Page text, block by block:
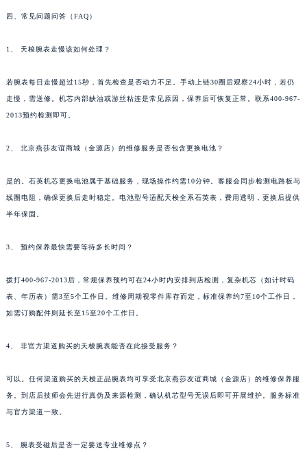
四、常见问题问答（FAQ）
1、 天梭腕表走慢该如何处理？
若腕表每日走慢超过15秒，首先检查是否动力不足。手动上链30圈后观察24小时，若仍
走慢，需送修。机芯内部缺油或游丝粘连是常见原因，保养后可恢复正常。联系400-967-
2013预约检测即可。
2、 北京燕莎友谊商城（金源店）的维修服务是否包含更换电池？
是的。石英机芯更换电池属于基础服务，现场操作约需10分钟。客服会同步检测电路板与
线圈电阻，确保更换后走时稳定。电池型号适配天梭全系石英表，费用透明，更换后提供
半年保固。
3、 预约保养最快需要等待多长时间？
拨打400-967-2013后，常规保养预约可在24小时内安排到店检测，复杂机芯（如计时码
表、年历表）需3至5个工作日。维修周期视零件库存而定，标准保养约7至10个工作日，
如需订购配件则延长至15至20个工作日。
4、 非官方渠道购买的天梭腕表能否在此接受服务？
可以。任何渠道购买的天梭正品腕表均可享受北京燕莎友谊商城（金源店）的维修保养服
务。到店后技师会先进行真伪及来源检测，确认机芯型号无误后即可开展维护。服务标准
与官方渠道一致。
5、 腕表受磁后是否一定要送专业维修点？